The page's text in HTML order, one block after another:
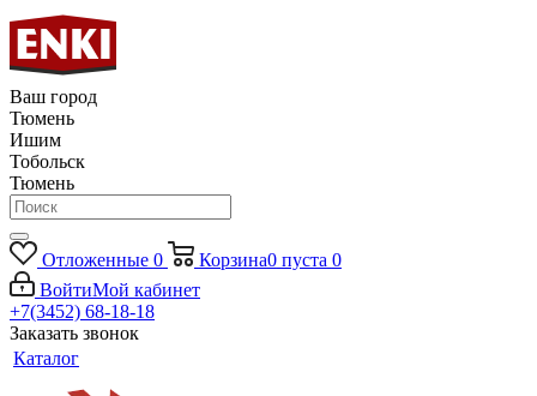
Ваш город
Тюмень
Ишим
Тобольск
Тюмень
Отложенные 0 Корзина0 пуста 0
ВойтиМой кабинет
+7(3452) 68-18-18
Заказать звонок
Каталог